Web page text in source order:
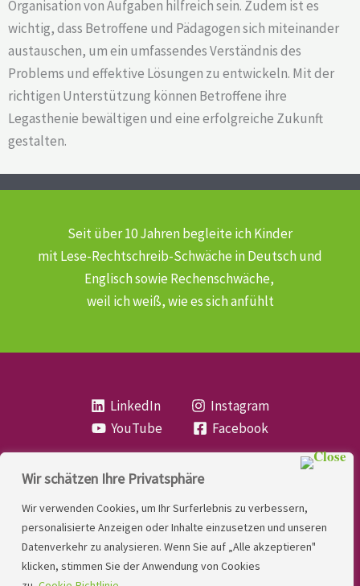
Wir schätzen Ihre Privatsphäre
Wir verwenden Cookies, um Ihr Surferlebnis zu verbessern,
personalisierte Anzeigen oder Inhalte einzusetzen und unseren
Datenverkehr zu analysieren. Wenn Sie auf „Alle akzeptieren"
klicken, stimmen Sie der Anwendung von Cookies
Organisation von Aufgaben hilfreich sein. Zudem ist es
wichtig, dass Betroffene und Pädagogen sich miteinander
austauschen, um ein umfassendes Verständnis des
Problems und effektive Lösungen zu entwickeln. Mit der
richtigen Unterstützung können Betroffene ihre
Legasthenie bewältigen und eine erfolgreiche Zukunft
gestalten.
Seit über 10 Jahren begleite ich Kinder
mit Lese-Rechtschreib-Schwächein Deutsch und
Englisch sowie Rechenschwäche,
weil ich weiß, wie es sich anfühlt
LinkedIn
Instagram
YouTube
Facebook
LINDNER. 2026 | Powered by
Kontakt